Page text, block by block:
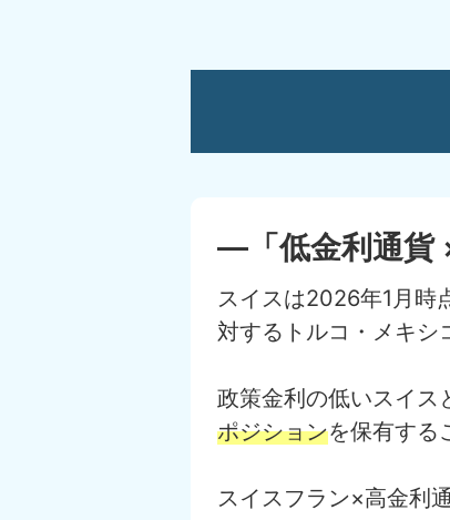
―「低金利通貨
スイスは2026年1月時
対するトルコ・メキシ
政策金利の低いスイス
ポジションを保有する
スイスフラン×高金利